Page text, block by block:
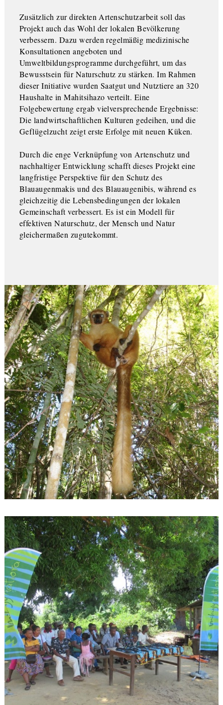
Zusätzlich zur direkten Artenschutzarbeit soll das
Projekt auch das Wohl der lokalen Bevölkerung
verbessern. Dazu werden regelmäßig medizinische
Konsultationen angeboten und
Umweltbildungsprogramme durchgeführt, um das
Bewusstsein für Naturschutz zu stärken. Im Rahmen
dieser Initiative wurden Saatgut und Nutztiere an 320
Haushalte in Mahitsihazo verteilt. Eine
Folgebewertung ergab vielversprechende Ergebnisse:
Die landwirtschaftlichen Kulturen gedeihen, und die
Geflügelzucht zeigt erste Erfolge mit neuen Küken.
Durch die enge Verknüpfung von Artenschutz und
nachhaltiger Entwicklung schafft dieses Projekt eine
langfristige Perspektive für den Schutz des
Blauaugenmakis und des Blauaugenibis, während es
gleichzeitig die Lebensbedingungen der lokalen
Gemeinschaft verbessert. Es ist ein Modell für
effektiven Naturschutz, der Mensch und Natur
gleichermaßen zugutekommt.